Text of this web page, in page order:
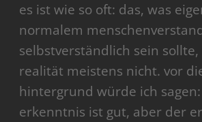
es ist wie so oft: das, was
normalem
selbstverständlich sein
realität meistens nicht. vor
hintergrund würde ich
erkenntnis ist gut, aber der